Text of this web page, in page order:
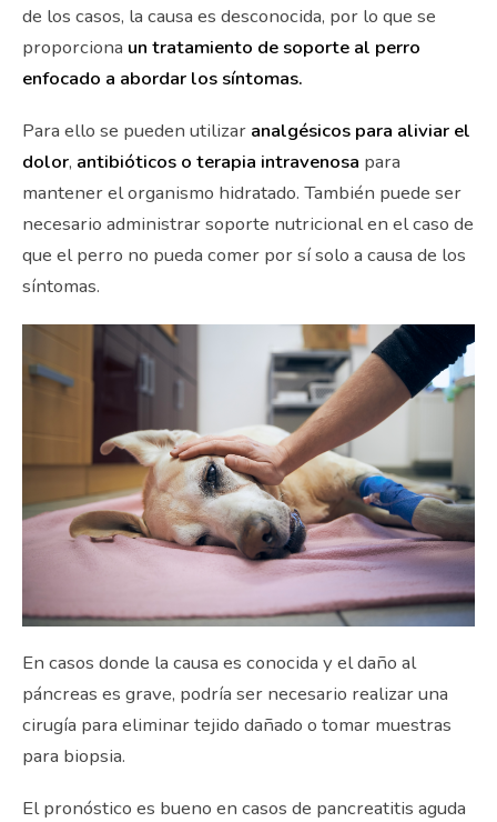
de los casos, la causa es desconocida, por lo que se
proporciona un tratamiento de soporte al perro
enfocado a abordar los síntomas.
Para ello se pueden utilizar analgésicos para aliviar el
dolor, antibióticos o terapia intravenosa para
mantener el organismo hidratado. También puede ser
necesario administrar soporte nutricional en el caso de
que el perro no pueda comer por sí solo a causa de los
síntomas.
En casos donde la causa es conocida y el daño al
páncreas es grave, podría ser necesario realizar una
cirugía para eliminar tejido dañado o tomar muestras
para biopsia.
El pronóstico es bueno en casos de pancreatitis aguda